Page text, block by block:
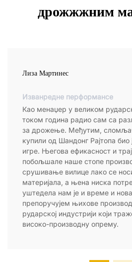
дрожжжним
Лиза Мартинес
Изванредне перформансе
Као менаџер у великом
током година радио сам са
за дрожење. Међутим,
купили од Шандонг Рајтопа био
игре. Његова ефикасност и
побољшале наше стопе
срушивање вилице лако се
материјала, а њена ниска
уштедела нам је и време и
препоручујем њихове
рударској индустрији који
високо-производну опрему.